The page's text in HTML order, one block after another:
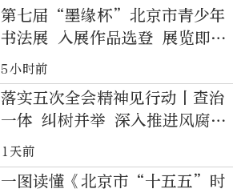
第七届“墨缘杯”北京市青少年
书法展 入展作品选登 展览即将
揭
5小时前
落实五次全会精神见行动丨查治
一体 纠树并举 深入推进风腐同
查同治
1天前
一图读懂《北京市“十五五”时